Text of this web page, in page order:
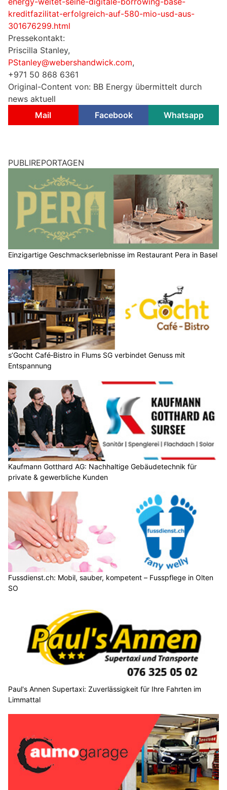
kreditfazilitat-erfolgreich-auf-580-mio-usd-aus-
301676299.html
Pressekontakt:
Priscilla Stanley,
PStanley@webershandwick.com,
+971 50 868 6361
Original-Content von: BB Energy übermittelt durch
news aktuell
Mail
Facebook Whatsapp
PUBLIREPORTAGEN
Einzigartige Geschmackserlebnisse im Restaurant Pera in Basel
s’Gocht Café‑Bistro in Flums SG verbindet Genuss mit
Entspannung
Kaufmann Gotthard AG: Nachhaltige Gebäudetechnik für
private & gewerbliche Kunden
Fussdienst.ch: Mobil, sauber, kompetent – Fusspflege in Olten
SO
Paul's Annen Supertaxi: Zuverlässigkeit für Ihre Fahrten im
Limmattal